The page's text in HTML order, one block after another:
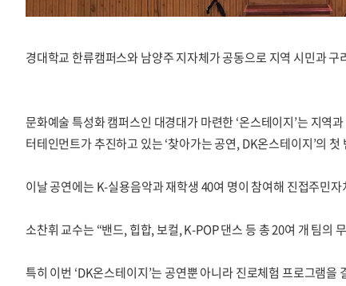
경대학교 한류캠퍼스와 남양주 지자체가 공동으로 지역 시민과
문화예술 특성화 캠퍼스인 대경대가 마련한 ‘온스테이지’는 지역
터테인먼트가 추진하고 있는 ‘찾아가는 공연, DK온스테이지’의 첫
이날 공연에는 K-실용음악과 재학생 40여 명이 참여해 진접주민
소찬휘 교수는 “밴드, 힙합, 보컬, K-POP 댄스 등 총 20여 개 팀의
특히 이번 ‘DK온스테이지’는 공연뿐 아니라 진로체험 프로그램을